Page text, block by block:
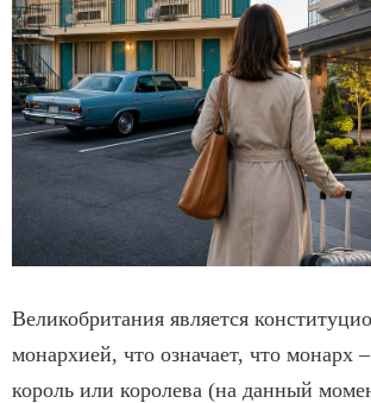
Великобритания является
монархией, что означает, что монарх
король или королева (на данный